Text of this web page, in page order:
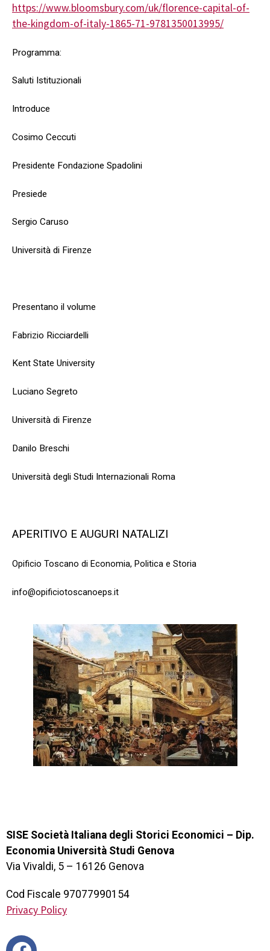
https://www.bloomsbury.com/uk/florence-capital-of-
the-kingdom-of-italy-1865-71-9781350013995/
Programma:
Saluti Istituzionali
Introduce
Cosimo Ceccuti
Presidente Fondazione Spadolini
Presiede
Sergio Caruso
Università di Firenze
Presentano il volume
Fabrizio Ricciardelli
Kent State University
Luciano Segreto
Università di Firenze
Danilo Breschi
Università degli Studi Internazionali Roma
APERITIVO E AUGURI NATALIZI
Opificio Toscano di Economia, Politica e Storia
info@opificiotoscanoeps.it
SISE Società Italiana degli Storici Economici – Dip.
Economia Università Studi Genova
Via Vivaldi, 5 – 16126 Genova
Cod Fiscale 97077990154
Privacy Policy